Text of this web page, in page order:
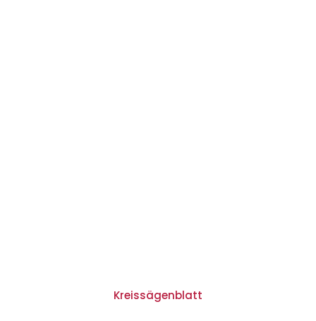
Kreissägenblatt